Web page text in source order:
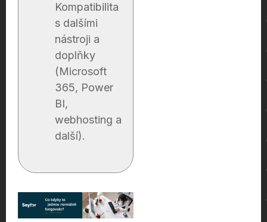
Kompatibilita
s dalšími
nástroji a
doplňky
(Microsoft
365, Power
BI,
webhosting a
další).